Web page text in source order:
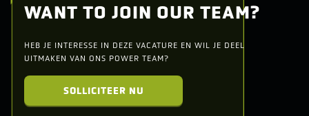
WANT TO JOIN OUR TEAM?
HEB JE INTERESSE IN DEZE VACATURE EN WIL JE DEEL
UITMAKEN VAN ONS POWER TEAM?
SOLLICITEER NU